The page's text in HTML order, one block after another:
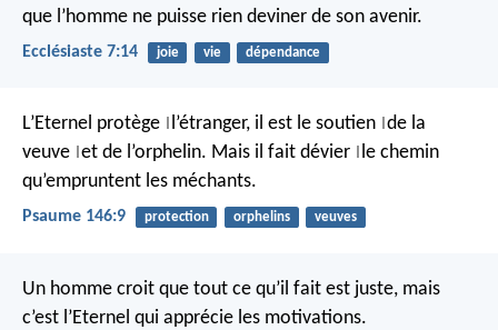
que l’homme ne puisse rien deviner de son avenir.
Ecclésiaste 7:14 joie vie dépendance
L’Eternel protège l’étranger, il est le soutien de la
veuve et de l’orphelin. Mais il fait dévier le chemin
qu’empruntent les méchants.
Psaume 146:9 protection orphelins veuves
Un homme croit que tout ce qu’il fait est juste, mais
c’est l’Eternel qui apprécie les motivations.